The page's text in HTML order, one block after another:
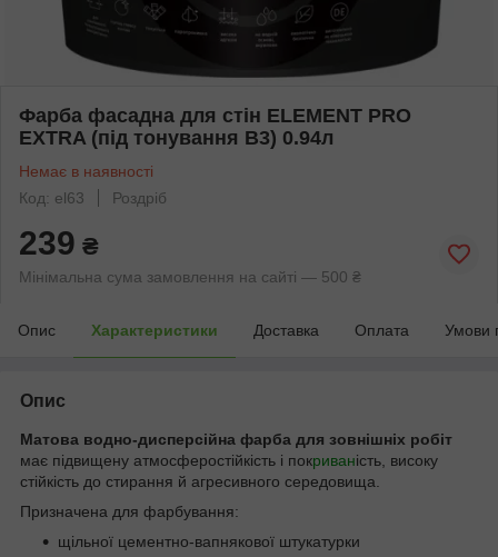
Фарба фасадна для стін ELEMENT PRO
EXTRA (під тонування В3) 0.94л
Немає в наявності
Код: el63
Роздріб
239 ₴
Мінімальна сума замовлення на сайті — 500 ₴
Опис Характеристики Доставка Оплата Умови
Опис
Матова водно-дисперсійна фарба для зовнішніх робіт
має підвищену атмосферостійкість і покриваність, високу
стійкість до стирання й агресивного середовища.
Призначена для фарбування:
щільної цементно-вапнякової штукатурки